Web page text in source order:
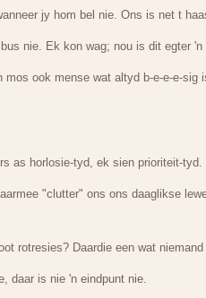
jy hom bel nie. Ons is net t
nie. Ek kon wag; nou is dit egter
ook mense wat altyd b-e-e-e-sig
as horlosie-tyd, ek sien prioriteit-
"clutter" ons ons daaglikse
rotresies? Daardie een wat
daar is nie 'n eindpunt nie.